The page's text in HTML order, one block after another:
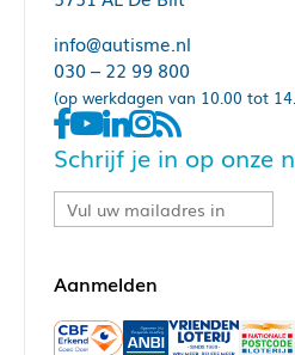
info@autisme.nl
030 – 22 99 800
(op werkdagen van 10.00 tot
Schrijf je in op onze